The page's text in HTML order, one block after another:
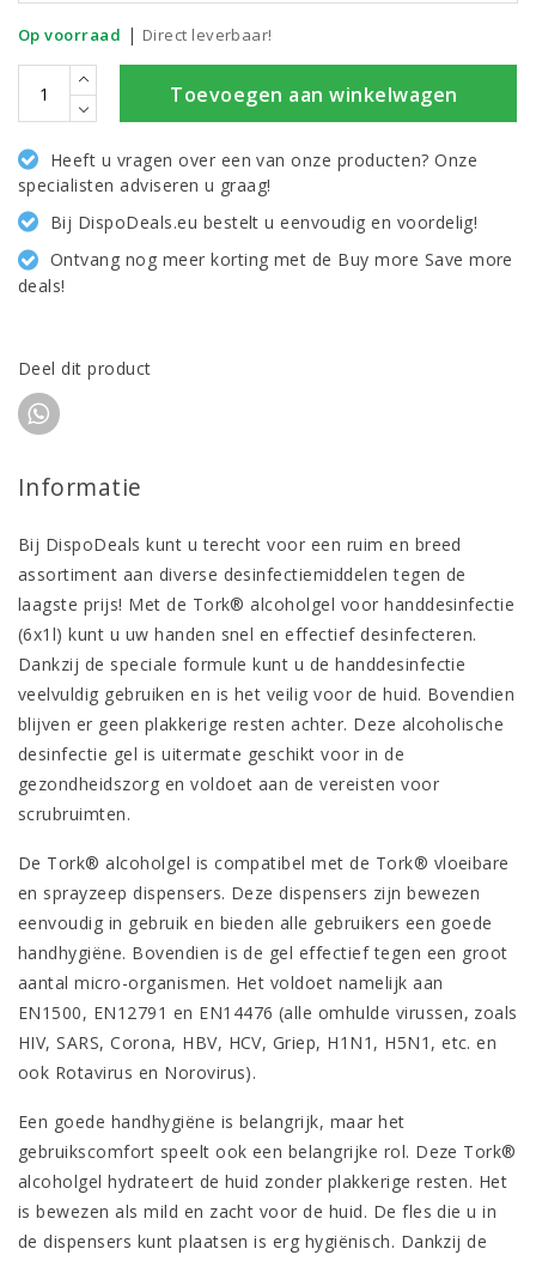
Op voorraad | Direct leverbaar!
Toevoegen aan winkelwagen
Heeft u vragen over een van onze producten? Onze
specialisten adviseren u graag!
Bij DispoDeals.eu bestelt u eenvoudig en voordelig!
Ontvang nog meer korting met de Buy more Save more
deals!
Deel dit product
Informatie
Bij DispoDeals kunt u terecht voor een ruim en breed
assortiment aan diverse desinfectiemiddelen tegen de
laagste prijs! Met de Tork® alcoholgel voor handdesinfectie
(6x1l) kunt u uw handen snel en effectief desinfecteren.
Dankzij de speciale formule kunt u de handdesinfectie
veelvuldig gebruiken en is het veilig voor de huid. Bovendien
blijven er geen plakkerige resten achter. Deze alcoholische
desinfectie gel is uitermate geschikt voor in de
gezondheidszorg en voldoet aan de vereisten voor
scrubruimten.
De Tork® alcoholgel is compatibel met de Tork® vloeibare
en sprayzeep dispensers. Deze dispensers zijn bewezen
eenvoudig in gebruik en bieden alle gebruikers een goede
handhygiëne. Bovendien is de gel effectief tegen een groot
aantal micro-organismen. Het voldoet namelijk aan
EN1500, EN12791 en EN14476 (alle omhulde virussen, zoals
HIV, SARS, Corona, HBV, HCV, Griep, H1N1, H5N1, etc. en
ook Rotavirus en Norovirus).
Een goede handhygiëne is belangrijk, maar het
gebruikscomfort speelt ook een belangrijke rol. Deze Tork®
alcoholgel hydrateert de huid zonder plakkerige resten. Het
is bewezen als mild en zacht voor de huid. De fles die u in
de dispensers kunt plaatsen is erg hygiënisch. Dankzij de